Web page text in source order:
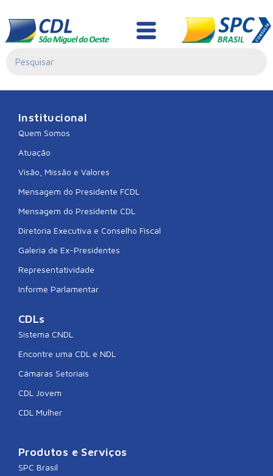
Liquida São Miguel
Institucional
Quem Somos
Atuação
Visão, Missão e Valores
Mensagem do Presidente FCDL
Mensagem do Presidente CDL
Diretoria Executiva e Conselho Fiscal
Galeria de Ex-Presidentes
Representatividade
Informe Parlamentar
CDLs
Sistema CNDL
Encontre uma CDL e NDL
Câmaras Setoriais
CDL Jovem
CDL Mulher
Produtos e Serviços
SPC Brasil